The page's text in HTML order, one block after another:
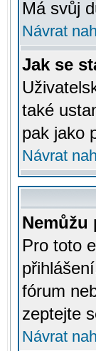
Má svůj
Návrat
Jak se
také
pak jako
Návrat
Nemůžu
Pro toto
fórum
zeptejte
Návrat